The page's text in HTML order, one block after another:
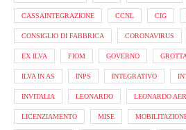
CASSAINTEGRAZIONE CCNL CIG
CONSIGLIO DI FABBRICA CORONAVIRUS
EX ILVA FIOM GOVERNO
ILVA IN AS INPS INTEGRATIVO
INVITALIA LEONARDO LEONARDO
LICENZIAMENTO MISE